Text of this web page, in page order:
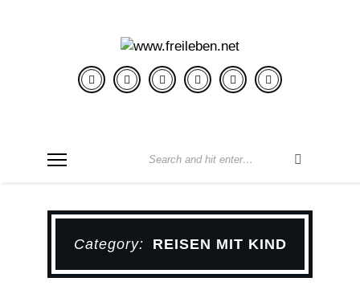
Category: REISEN MIT KIND